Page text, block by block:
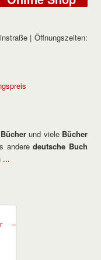
| Öffnungszeiten:
und viele Bücher
anderedeutsche Buch
...